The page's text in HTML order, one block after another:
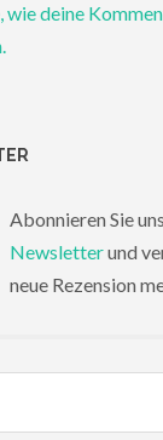
wie deine
Abonnieren Sie
Newsletterund
neue Rezension